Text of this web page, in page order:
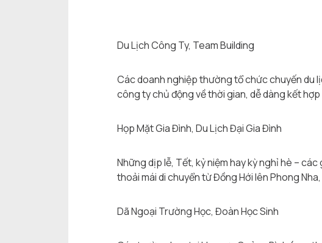
Du Lịch Công Ty, Team Building
Các doanh nghiệp thường tổ chức chuyến du
công ty chủ động về thời gian, dễ dàng kết
Họp Mặt Gia Đình, Du Lịch Đại Gia Đình
Những dịp lễ, Tết, kỷ niệm hay kỳ nghỉ hè –
thoải mái di chuyển từ Đồng Hới lên Phong
Dã Ngoại Trường Học, Đoàn Học Sinh